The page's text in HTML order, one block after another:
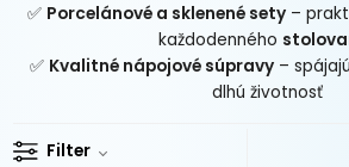
✅ Porcelánové a sklenené sety –
každodenného
✅ Kvalitné nápojové súpravy–
dlhú životnosť
Filter